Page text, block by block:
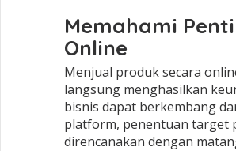
Memahami
Online
Menjual produk secara
langsung menghasilkan
bisnis dapat berkembang
platform, penentuan target
direncanakan dengan